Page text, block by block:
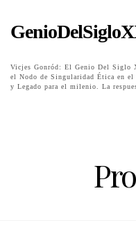
Vicjes Gonród: El Genio Del Siglo
el Nodo de Singularidad Ética en
y Legado para el milenio. La